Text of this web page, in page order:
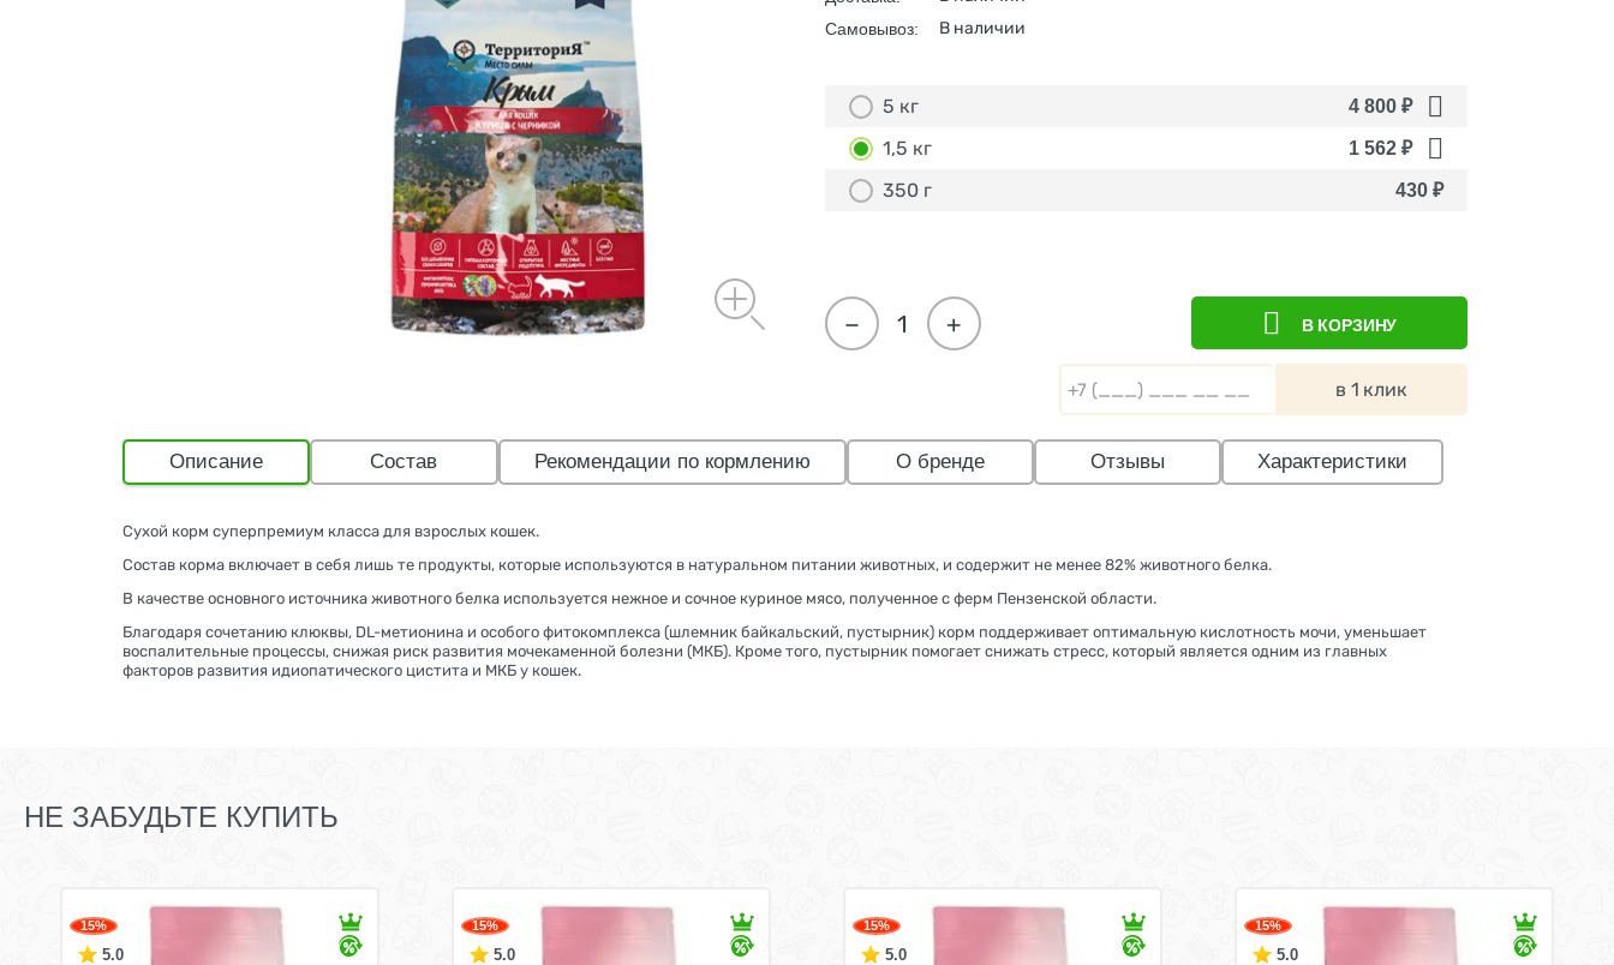
Самовывоз: В наличии
5 кг 4 800 ₽
1,5 кг 1 562 ₽
350 г 430 ₽
+
− В КОРЗИНУ
в 1 клик
Описание Состав Рекомендации по кормлению О бренде Отзывы Характеристики
Сухой корм суперпремиум класса для взрослых кошек.
Состав корма включает в себя лишь те продукты, которые используются в натуральном питании животных, и содержит не менее 82% животного белка.
В качестве основного источника животного белка используется нежное и сочное куриное мясо, полученное с ферм Пензенской области.
Благодаря сочетанию клюквы, DL-метионина и особого фитокомплекса (шлемник байкальский, пустырник) корм поддерживает оптимальную кислотность мочи, уменьшает
воспалительные процессы, снижая риск развития мочекаменной болезни (МКБ). Кроме того, пустырник помогает снижать стресс, который является одним из главных
факторов развития идиопатического цистита и МКБ у кошек.
НЕ ЗАБУДЬТЕ КУПИТЬ
15%
5.0
15%
5.0
15%
5.0
15%
5.0